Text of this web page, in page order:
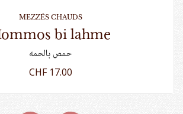
MEZZÉS CHAUDS
hommos bi lahme
حمص بالحمه
CHF 17.00